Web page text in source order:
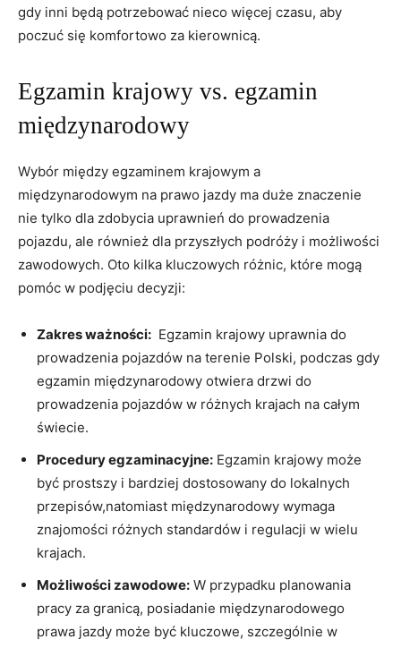
gdy inni będą potrzebować‍ nieco więcej czasu, aby
poczuć się​ komfortowo za kierownicą.
Egzamin krajowy vs. egzamin
⁣międzynarodowy
Wybór między ⁢egzaminem ⁣krajowym a
międzynarodowym na prawo jazdy ma duże znaczenie
nie⁣ tylko dla zdobycia uprawnień⁤ do prowadzenia
pojazdu, ale również dla przyszłych podróży i możliwości⁢
zawodowych. Oto kilka kluczowych ⁢różnic, które mogą
pomóc w podjęciu decyzji:
Zakres ważności: ⁢ Egzamin krajowy uprawnia do‍
prowadzenia pojazdów na‌ terenie Polski, podczas gdy
egzamin międzynarodowy otwiera drzwi ⁣do
prowadzenia pojazdów w różnych⁤ krajach na całym
świecie.
Procedury egzaminacyjne: ​Egzamin krajowy⁢ może
być prostszy i bardziej dostosowany​ do lokalnych
przepisów,natomiast międzynarodowy wymaga
znajomości różnych standardów i regulacji w wielu
krajach.
Możliwości zawodowe: W⁢ przypadku‌ planowania
pracy⁢ za granicą, posiadanie międzynarodowego
prawa jazdy może być kluczowe, szczególnie ‌w